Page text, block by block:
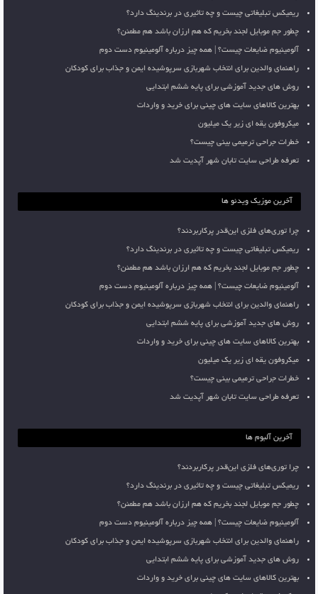
ریمیکس تبلیغاتی چیست و چه تاثیری در برندینگ دارد؟
چطور جم موبایل لجند بخریم که هم ارزان باشد هم مطمئن؟
آلومینیوم ضایعات چیست؟ | همه چیز درباره آلومینیوم دست دوم
راهنمای والدین برای انتخاب شهربازی سرپوشیده ایمن و جذاب برای کودکان
روش های جدید آموزشی برای پایه ششم ابتدایی
بهترین کالاهای سایت های چینی برای خرید و واردات
میکروفون یقه ای زیر یک میلیون
خطرات جراحی ترمیمی بینی چیست؟
تعرفه طراحی سایت تابان شهر آپدیت شد
آخرین موزیک ویدئو ها
چرا توری‌های فلزی این‌قدر پرکاربردند؟
ریمیکس تبلیغاتی چیست و چه تاثیری در برندینگ دارد؟
چطور جم موبایل لجند بخریم که هم ارزان باشد هم مطمئن؟
آلومینیوم ضایعات چیست؟ | همه چیز درباره آلومینیوم دست دوم
راهنمای والدین برای انتخاب شهربازی سرپوشیده ایمن و جذاب برای کودکان
روش های جدید آموزشی برای پایه ششم ابتدایی
بهترین کالاهای سایت های چینی برای خرید و واردات
میکروفون یقه ای زیر یک میلیون
خطرات جراحی ترمیمی بینی چیست؟
تعرفه طراحی سایت تابان شهر آپدیت شد
آخرین آلبوم ها
چرا توری‌های فلزی این‌قدر پرکاربردند؟
ریمیکس تبلیغاتی چیست و چه تاثیری در برندینگ دارد؟
چطور جم موبایل لجند بخریم که هم ارزان باشد هم مطمئن؟
آلومینیوم ضایعات چیست؟ | همه چیز درباره آلومینیوم دست دوم
راهنمای والدین برای انتخاب شهربازی سرپوشیده ایمن و جذاب برای کودکان
روش های جدید آموزشی برای پایه ششم ابتدایی
بهترین کالاهای سایت های چینی برای خرید و واردات